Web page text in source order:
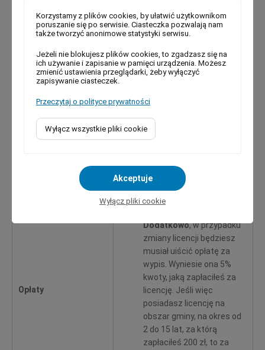
Opłaty
– wnoszona jest z chwilą
złożenia wniosku o
Opłata za zmianę licencji
na taksówkę:
zależności od obszaru
oraz okresu, na jaki była
wydana licencja za zmianę
zapłacisz:
a) od 2 do 15 lat – 20 zł
b) od 15 do 30 lat – 25 zł
Dodatkowo, w przypadku
zmiany licencji będziesz
musiał uiścić opłatę za
wypis. Wyniesie ona 5%
kwoty, jaką zapłaciłeś za
licencję. Jeśli więc
posiadasz licencję na
obszar gminy, na okres od
2 do 15 lat, za którą
zapłaciłeś 200 zł, to za
Korzystamy z plików cookies, by ułatwić użytkownikom
poruszanie się po serwisie. Ciasteczka pozwalają nam
także tworzyć anonimowe statystyki serwisu.
Jeżeli nie blokujesz plików cookies, to zgadzasz się na
ich używanie i zapisanie w pamięci urządzenia. Możesz
zmienić ustawienia przeglądarki, żeby wyłączyć
zapisywanie ciasteczek.
Przeczytaj o polityce prywatności
Wyłącz wszystkie pliki cookie
Akceptuje
Wyłącz pliki cookie